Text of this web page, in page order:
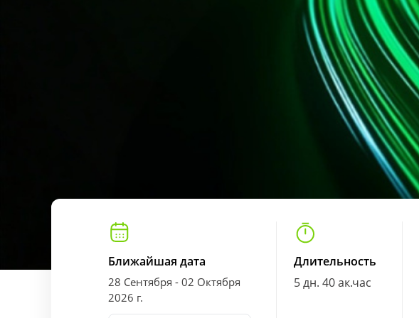
Ближайшая дата
28 Сентября - 02 Октября
2026 г.
Длительность
5 дн. 40 ак.час